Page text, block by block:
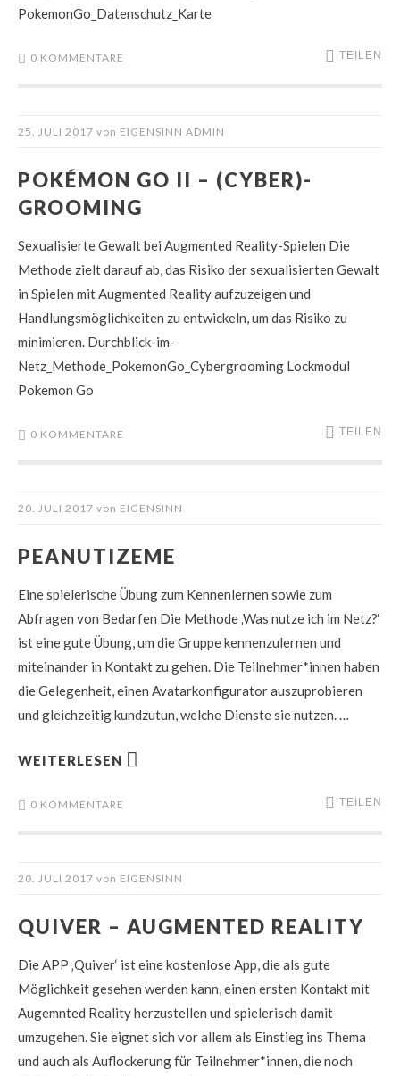
PokemonGo_Datenschutz_Karte
0 KOMMENTARE TEILEN
25. JULI 2017 von EIGENSINN ADMIN
POKÉMON GO II – (CYBER)-
GROOMING
Sexualisierte Gewalt bei Augmented Reality-Spielen Die
Methode zielt darauf ab, das Risiko der sexualisierten Gewalt
in Spielen mit Augmented Reality aufzuzeigen und
Handlungsmöglichkeiten zu entwickeln, um das Risiko zu
minimieren. Durchblick-im-
Netz_Methode_PokemonGo_Cybergrooming Lockmodul
Pokemon Go
0 KOMMENTARE TEILEN
20. JULI 2017 von EIGENSINN
PEANUTIZEME
Eine spielerische Übung zum Kennenlernen sowie zum
Abfragen von Bedarfen Die Methode ‚Was nutze ich im Netz?‘
ist eine gute Übung, um die Gruppe kennenzulernen und
miteinander in Kontakt zu gehen. Die Teilnehmer*innen haben
die Gelegenheit, einen Avatarkonfigurator auszuprobieren
und gleichzeitig kundzutun, welche Dienste sie nutzen. …
WEITERLESEN
0 KOMMENTARE TEILEN
20. JULI 2017 von EIGENSINN
QUIVER – AUGMENTED REALITY
Die APP ‚Quiver‘ ist eine kostenlose App, die als gute
Möglichkeit gesehen werden kann, einen ersten Kontakt mit
Augemnted Reality herzustellen und spielerisch damit
umzugehen. Sie eignet sich vor allem als Einstieg ins Thema
und auch als Auflockerung für Teilnehmer*innen, die noch